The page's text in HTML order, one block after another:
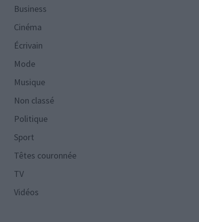
Business
Cinéma
Écrivain
Mode
Musique
Non classé
Politique
Sport
Têtes couronnée
TV
Vidéos